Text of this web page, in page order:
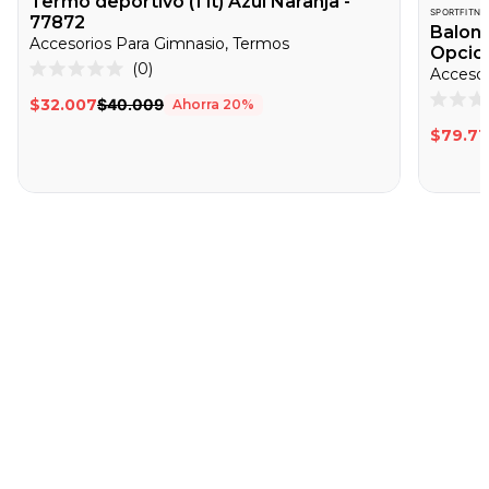
77872
Accesorios Para Gimnasio, Termos
0
de
0
para
$32.007$40.009 Ahorra 20%
0
de